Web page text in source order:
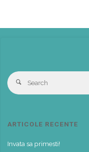
Search
ARTICOLE RECENTE
Invata sa primesti!